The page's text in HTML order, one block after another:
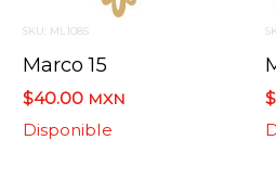
SKU: ML1085
Marco 15
$40.00 MXN
Disponible